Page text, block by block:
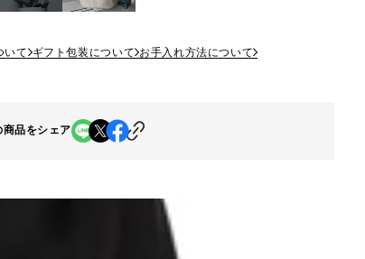
いて ギフト包装について お手入れ方法について
商品をシェア